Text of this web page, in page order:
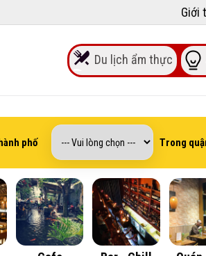
Giới
Du lịch ẩm thực
phố Trong